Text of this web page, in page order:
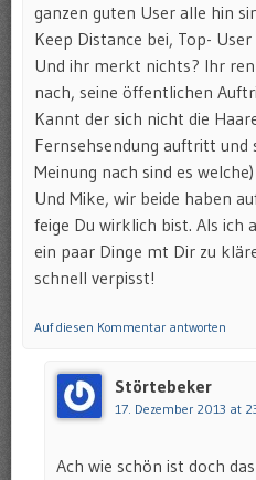
ganzen guten User alle hin
Keep Distance bei, Top-
Und ihr merkt nichts? Ihr
nach, seine öffentlichen
Kannt der sich nicht die
Fernsehsendung auftritt und
Meinung nach sind es
Und Mike, wir beide haben
feige Du wirklich bist. Als ich
ein paar Dinge mt Dir zu
schnell verpisst!
Auf diesen Kommentar antworten
Störtebeker
17. Dezember 2013 at
Ach wie schön ist doch